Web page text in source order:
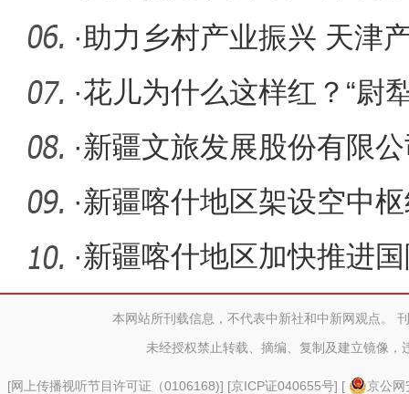
·助力乡村产业振兴 天津
·花儿为什么这样红？“尉
放异
·新疆文旅发展股份有限
谈
·新疆喀什地区架设空中
·新疆喀什地区加快推进
本网站所刊载信息，不代表中新社和中新网观点。
未经授权禁止转载、摘编、复制及建立镜像，
[网上传播视听节目许可证（0106168)] [京ICP证040655号] [
京公